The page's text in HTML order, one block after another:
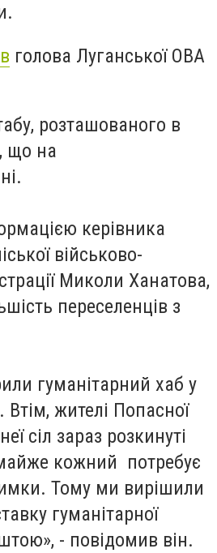
голова Луганської ОВА
розташованого в
що на
керівника
військово-
Миколи Ханатова,
переселенців з
гуманітарний хаб у
жителі Попасної
сіл зараз розкинуті
майже кожний потребує
Тому ми вирішили
гуманітарної
- повідомив він.